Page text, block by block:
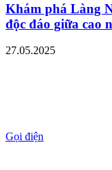
Khám phá Làng
độc đáo giữa cao
27.05.2025
Gọi điện